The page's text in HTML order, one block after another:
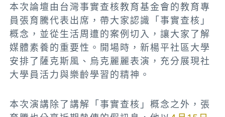
本次論壇由台灣事實查核教育基金會的教育專
員張育騰代表出席，帶大家認識「事實查核」
概念，並從生活周遭的案例切入，讓大家了解
媒體素養的重要性。開場時，新楊平社區大學
安排了薩克斯風、烏克麗麗表演，充分展現社
大學員活力與樂齡學習的精神。
本次演講除了講解「事實查核」概念之外，張